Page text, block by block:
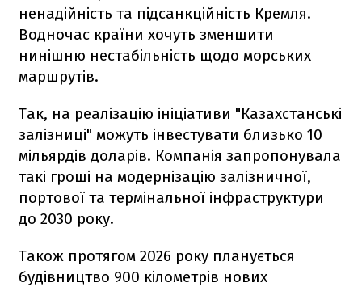
ненадійність та підсанкційність Кремля.
Водночас країни хочуть зменшити
нинішню нестабільність щодо морських
маршрутів.
Так, на реалізацію ініціативи "Казахстанські
залізниці" можуть інвестувати близько 10
мільярдів доларів. Компанія запропонувала
такі гроші на модернізацію залізничної,
портової та термінальної інфраструктури
до 2030 року.
Також протягом 2026 року планується
будівництво 900 кілометрів нових